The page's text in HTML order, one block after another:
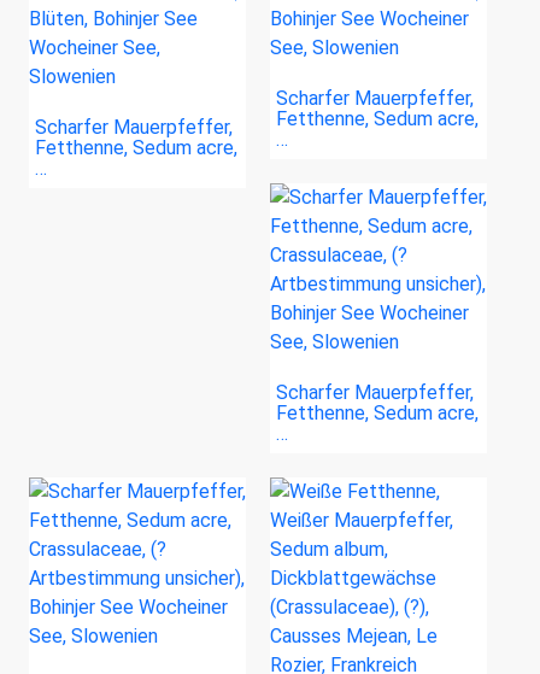
Scharfer Mauerpfeffer,
Fetthenne, Sedum acre,
…
Scharfer Mauerpfeffer,
Fetthenne, Sedum acre,
…
Scharfer Mauerpfeffer,
Fetthenne, Sedum acre,
…